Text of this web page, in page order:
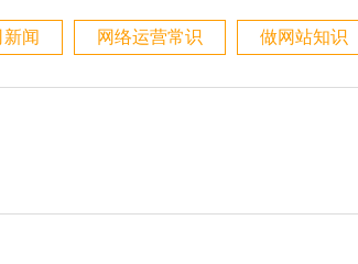
闻 网络运营常识 做网站知识